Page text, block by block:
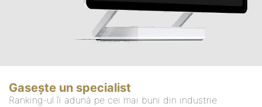
Gasește un specialist
Ranking-ul îi adună pe cei mai buni din industrie